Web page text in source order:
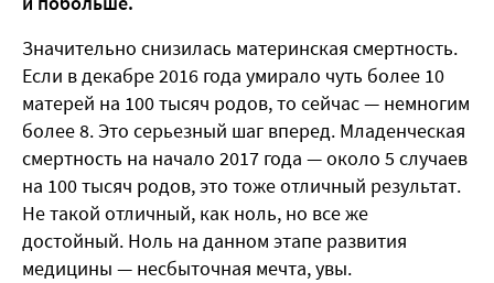
Значительно снизилась материнская смертность.
Если в декабре 2016 года умирало чуть более 10
матерей на 100 тысяч родов, то сейчас — немногим
более 8. Это серьезный шаг вперед. Младенческая
смертность на начало 2017 года — около 5 случаев
на 100 тысяч родов, это тоже отличный результат.
Не такой отличный, как ноль, но все же
достойный. Ноль на данном этапе развития
медицины — несбыточная мечта, увы.